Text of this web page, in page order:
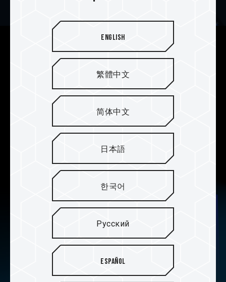
Предустановленное
решение контроллера для
оптимального качества
A440 Lite оснащен чипом контроллера PHISON
PS5027-E27T и 3D TLC NAND. Благодаря
предустановленному решению контроллера
PHISON обеспечивается наиболее стабильное
English
繁體中文
简体中文
日本語
한국어
Русский
Español